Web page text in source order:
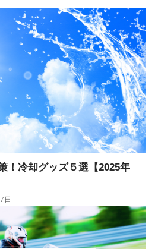
！冷却グッズ５選【2025年
日